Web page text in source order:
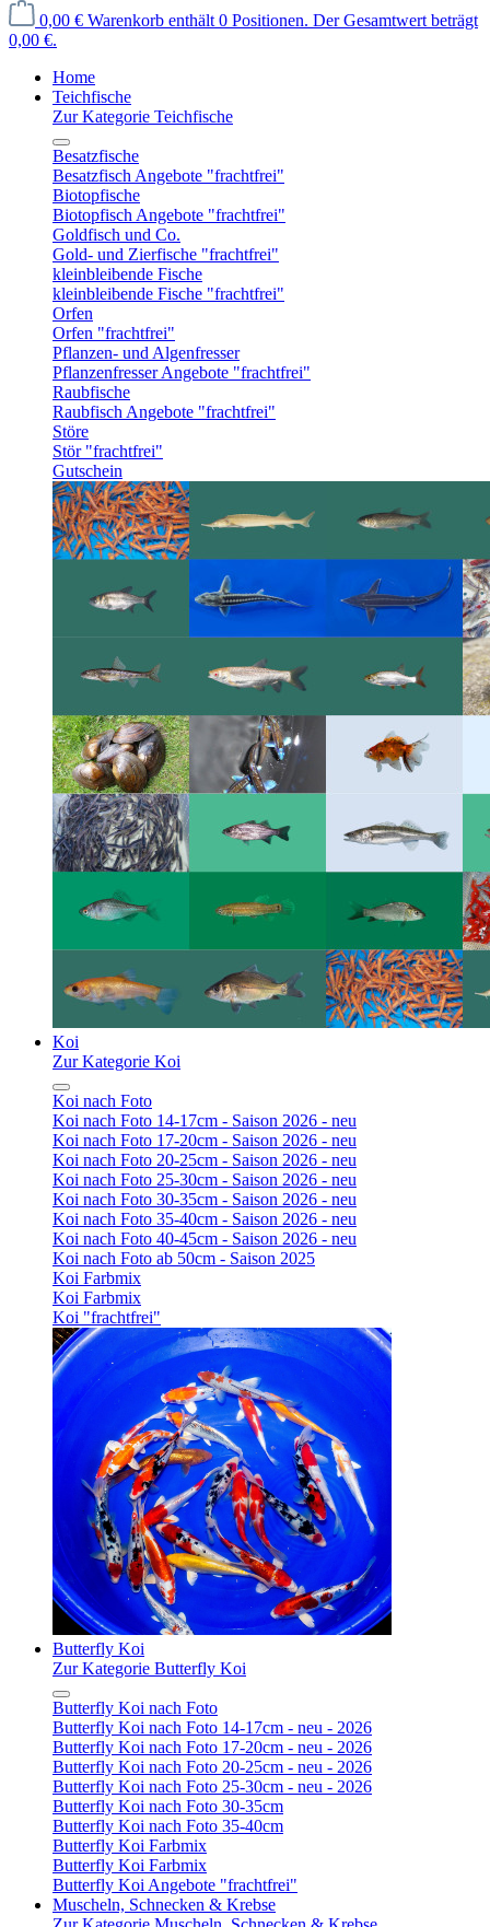
0,00 € Warenkorb enthält 0 Positionen. Der Gesamtwert beträgt
0,00 €.
Home
Teichfische
Zur Kategorie Teichfische
Besatzfische
Besatzfisch Angebote "frachtfrei"
Biotopfische
Biotopfisch Angebote "frachtfrei"
Goldfisch und Co.
Gold- und Zierfische "frachtfrei"
kleinbleibende Fische
kleinbleibende Fische "frachtfrei"
Orfen
Orfen "frachtfrei"
Pflanzen- und Algenfresser
Pflanzenfresser Angebote "frachtfrei"
Raubfische
Raubfisch Angebote "frachtfrei"
Störe
Stör "frachtfrei"
Gutschein
Koi
Zur Kategorie Koi
Koi nach Foto
Koi nach Foto 14-17cm - Saison 2026 - neu
Koi nach Foto 17-20cm - Saison 2026 - neu
Koi nach Foto 20-25cm - Saison 2026 - neu
Koi nach Foto 25-30cm - Saison 2026 - neu
Koi nach Foto 30-35cm - Saison 2026 - neu
Koi nach Foto 35-40cm - Saison 2026 - neu
Koi nach Foto 40-45cm - Saison 2026 - neu
Koi nach Foto ab 50cm - Saison 2025
Koi Farbmix
Koi Farbmix
Koi "frachtfrei"
Butterfly Koi
Zur Kategorie Butterfly Koi
Butterfly Koi nach Foto
Butterfly Koi nach Foto 14-17cm - neu - 2026
Butterfly Koi nach Foto 17-20cm - neu - 2026
Butterfly Koi nach Foto 20-25cm - neu - 2026
Butterfly Koi nach Foto 25-30cm - neu - 2026
Butterfly Koi nach Foto 30-35cm
Butterfly Koi nach Foto 35-40cm
Butterfly Koi Farbmix
Butterfly Koi Farbmix
Butterfly Koi Angebote "frachtfrei"
Muscheln, Schnecken & Krebse